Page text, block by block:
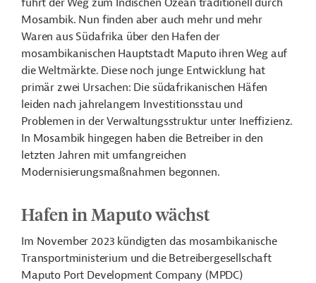
führt der Weg zum Indischen Ozean traditionell durch
Mosambik. Nun finden aber auch mehr und mehr
Waren aus Südafrika über den Hafen der
mosambikanischen Hauptstadt Maputo ihren Weg auf
die Weltmärkte. Diese noch junge Entwicklung hat
primär zwei Ursachen: Die südafrikanischen Häfen
leiden nach jahrelangem Investitionsstau und
Problemen in der Verwaltungsstruktur unter Ineffizienz.
In Mosambik hingegen haben die Betreiber in den
letzten Jahren mit umfangreichen
Modernisierungsmaßnahmen begonnen.
Hafen in Maputo wächst
Im November 2023 kündigten das mosambikanische
Transportministerium und die Betreibergesellschaft
Maputo Port Development Company (MPDC)